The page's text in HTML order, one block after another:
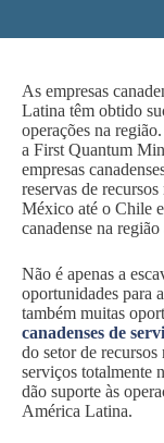
As empresas
Latina têm obtido
operações na
a First Quantum
empresas
reservas de
México até o Chile
canadense na
Não é apenas a
oportunidades para
também muitas
canadenses de
do setor de
serviços totalmente
dão suporte às
América Latina.